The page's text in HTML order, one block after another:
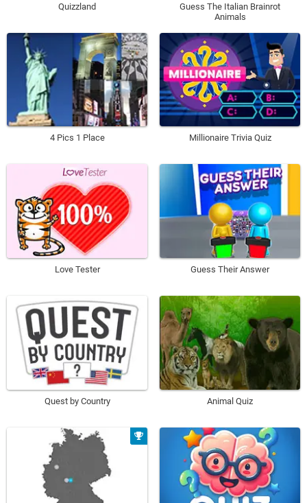
Quizzland
Guess The Italian Brainrot
Animals
4 Pics 1 Place Millionaire Trivia Quiz
Love Tester Guess Their Answer
Quest by Country Animal Quiz